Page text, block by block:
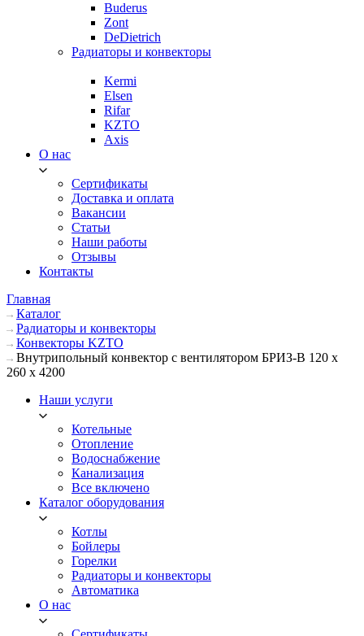
Buderus
Zont
DeDietrich
Радиаторы и конвекторы
Kermi
Elsen
Rifar
KZTO
Axis
О нас
Сертификаты
Доставка и оплата
Вакансии
Статьи
Наши работы
Отзывы
Контакты
Главная
Каталог
Радиаторы и конвекторы
Конвекторы KZTO
Внутрипольный конвектор с вентилятором БРИЗ-В 120 х
260 х 4200
Наши услуги
Котельные
Отопление
Водоснабжение
Канализация
Все включено
Каталог оборудования
Котлы
Бойлеры
Горелки
Радиаторы и конвекторы
Автоматика
О нас